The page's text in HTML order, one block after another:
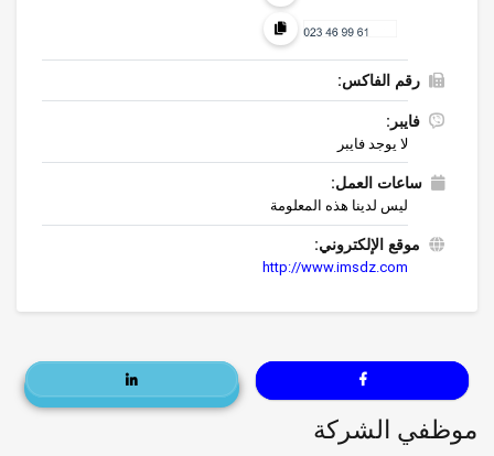
رقم الفاكس:
فايبر:
لا يوجد فايبر
ساعات العمل:
ليس لدينا هذه المعلومة
موقع الإلكتروني:
http://www.imsdz.com
موظفي الشركة